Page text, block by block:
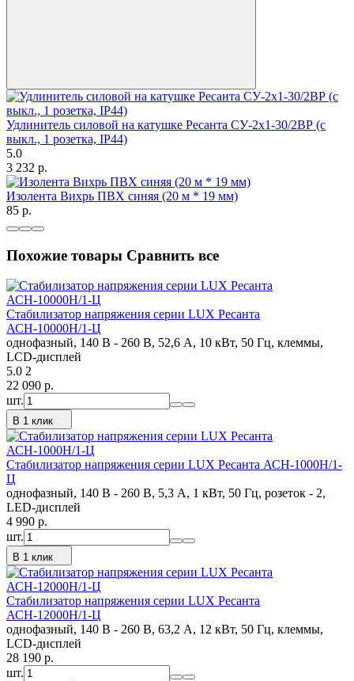
Удлинитель силовой на катушке Ресанта СУ-2х1-30/2ВР (с
выкл., 1 розетка, IP44)
5.0
3 232 p.
Изолента Вихрь ПВХ синяя (20 м * 19 мм)
85 p.
Похожие товары Сравнить все
Стабилизатор напряжения серии LUX Ресанта
АСН-10000Н/1-Ц
однофазный, 140 В - 260 В, 52,6 А, 10 кВт, 50 Гц, клеммы,
LCD-дисплей
5.0 2
22 090 p.
шт.
В 1 клик
Стабилизатор напряжения серии LUX Ресанта АСН-1000Н/1-
Ц
однофазный, 140 В - 260 В, 5,3 А, 1 кВт, 50 Гц, розеток - 2,
LED-дисплей
4 990 p.
шт.
В 1 клик
Стабилизатор напряжения серии LUX Ресанта
АСН-12000Н/1-Ц
однофазный, 140 В - 260 В, 63,2 А, 12 кВт, 50 Гц, клеммы,
LCD-дисплей
28 190 p.
шт.